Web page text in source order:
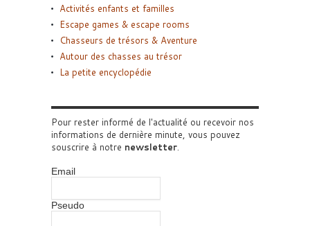
Activités enfants et familles
Escape games & escape rooms
Chasseurs de trésors & Aventure
Autour des chasses au trésor
La petite encyclopédie
Pour rester informé de l'actualité ou recevoir nos
informations de dernière minute, vous pouvez
souscrire à notre newsletter.
Email
Pseudo